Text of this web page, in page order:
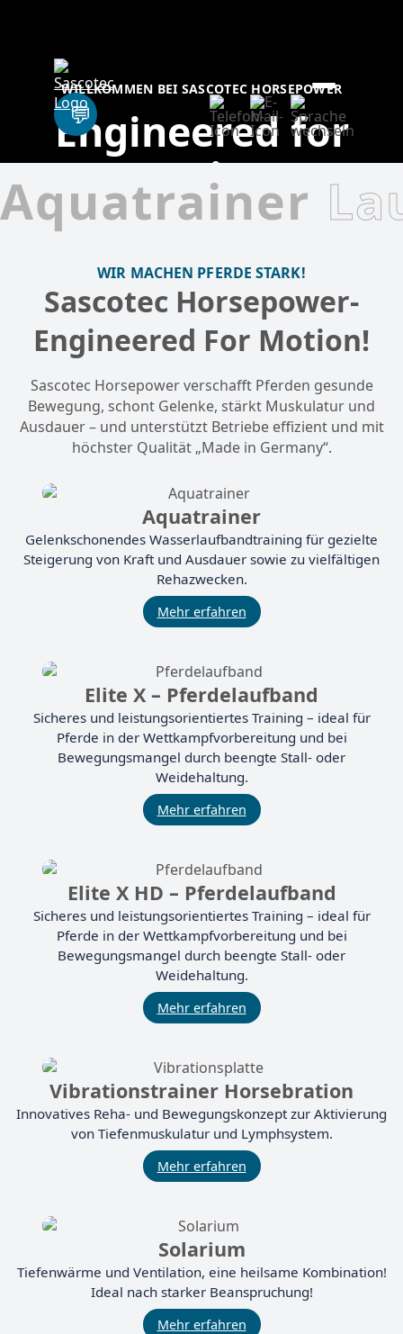
WILLKOMMEN BEI SASCOTEC HORSEPOWER
Engineered for
Motion
Aquatrainer
WIR MACHEN PFERDE STARK!
Sascotec Horsepower-
Engineered For Motion!
Sascotec Horsepower verschafft Pferden gesunde
Bewegung, schont Gelenke, stärkt Muskulatur und
Ausdauer – und unterstützt Betriebe effizient und mit
höchster Qualität „Made in Germany“.
Aquatrainer
Gelenkschonendes Wasserlaufbandtraining für gezielte
Steigerung von Kraft und Ausdauer sowie zu vielfältigen
Rehazwecken.
Mehr erfahren
Elite X – Pferdelaufband
Sicheres und leistungsorientiertes Training – ideal für
Pferde in der Wettkampfvorbereitung und bei
Bewegungsmangel durch beengte Stall- oder
Weidehaltung.
Mehr erfahren
Elite X HD – Pferdelaufband
Sicheres und leistungsorientiertes Training – ideal für
Pferde in der Wettkampfvorbereitung und bei
Bewegungsmangel durch beengte Stall- oder
Weidehaltung.
Mehr erfahren
Vibrationstrainer Horsebration
Innovatives Reha- und Bewegungskonzept zur Aktivierung
von Tiefenmuskulatur und Lymphsystem.
Mehr erfahren
Solarium
Tiefenwärme und Ventilation, eine heilsame Kombination!
Ideal nach starker Beanspruchung!
Mehr erfahren